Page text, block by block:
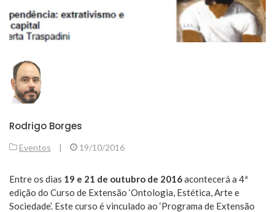
Rodrigo Borges
Eventos | 19/10/2016
Entre os dias 19 e 21 de outubro de 2016acontecerá a 4ª
edição do Curso de Extensão ‘Ontologia, Estética, Arte e
Sociedade’. Este curso é vinculado ao ‘Programa de Extensão